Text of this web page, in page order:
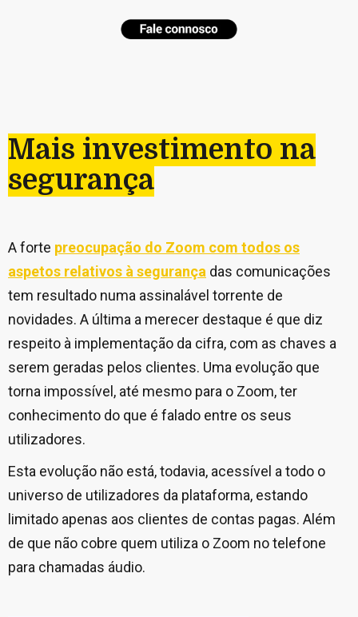
Mais investimento na
segurança
A forte preocupação do Zoom com todos os
aspetos relativos à segurança das comunicações
tem resultado numa assinalável torrente de
novidades. A última a merecer destaque é que diz
respeito à implementação da cifra, com as chaves a
serem geradas pelos clientes. Uma evolução que
torna impossível, até mesmo para o Zoom, ter
conhecimento do que é falado entre os seus
utilizadores.
Esta evolução não está, todavia, acessível a todo o
universo de utilizadores da plataforma, estando
limitado apenas aos clientes de contas pagas. Além
de que não cobre quem utiliza o Zoom no telefone
para chamadas áudio.